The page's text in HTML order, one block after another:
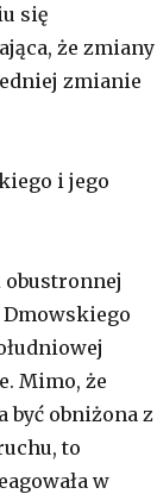
się
że zmiany
zmianie
i jego
obustronnej
Mimo, że
być obniżona z
to
w